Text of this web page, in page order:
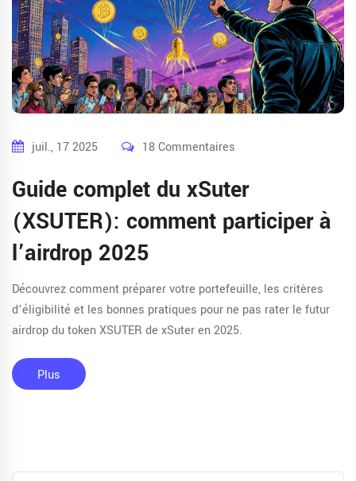
juil., 17 2025 18 Commentaires
Guide complet du xSuter
(XSUTER): comment participer à
l’airdrop 2025
Découvrez comment préparer votre portefeuille, les critères
d’éligibilité et les bonnes pratiques pour ne pas rater le futur
airdrop du token XSUTER de xSuter en 2025.
Plus